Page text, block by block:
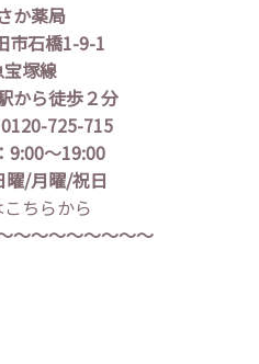
か薬局
市石橋1-9-1
宝塚線
から徒歩２分
725-715
9:00〜19:00
曜/月曜/祝日
ちらから
～～～～～～～～